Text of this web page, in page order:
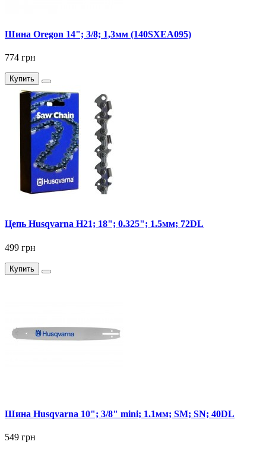
Шина Oregon 14"; 3/8; 1,3мм (140SXEA095)
774 грн
Купить
Цепь Husqvarna H21; 18"; 0.325"; 1.5мм; 72DL
499 грн
Купить
Шина Husqvarna 10"; 3/8" mini; 1.1мм; SM; SN; 40DL
549 грн